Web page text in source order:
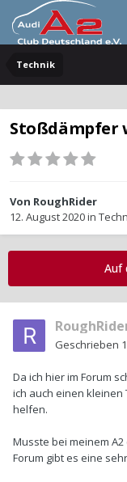
Technik
Stoßdämpfer
Von RoughRider
12. August 2020in
Auf
Geschrieben
Da ich hier im Forum
ich auch einen kleinen
helfen.
Musste bei meinem
Forum gibt es eine